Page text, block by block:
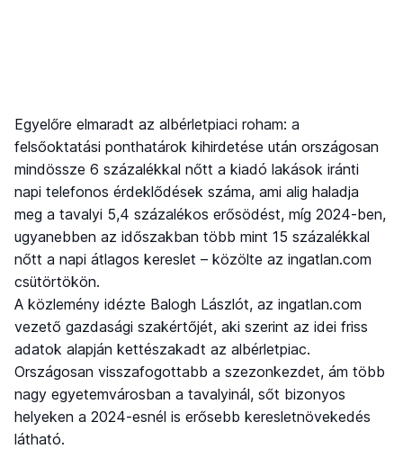
Egyelőre elmaradt az albérletpiaci roham: a
felsőoktatási ponthatárok kihirdetése után országosan
mindössze 6 százalékkal nőtt a kiadó lakások iránti
napi telefonos érdeklődések száma, ami alig haladja
meg a tavalyi 5,4 százalékos erősödést, míg 2024-ben,
ugyanebben az időszakban több mint 15 százalékkal
nőtt a napi átlagos kereslet – közölte az ingatlan.com
csütörtökön.
A közlemény idézte Balogh Lászlót, az ingatlan.com
vezető gazdasági szakértőjét, aki szerint az idei friss
adatok alapján kettészakadt az albérletpiac.
Országosan visszafogottabb a szezonkezdet, ám több
nagy egyetemvárosban a tavalyinál, sőt bizonyos
helyeken a 2024-esnél is erősebb keresletnövekedés
látható.